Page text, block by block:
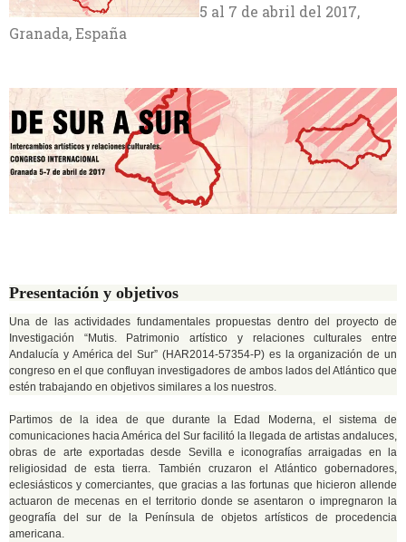
5 al 7 de abril del 2017,
Granada, España
Presentación y objetivos
Una de las actividades fundamentales propuestas dentro del proyecto de
Investigación “Mutis. Patrimonio artístico y relaciones culturales entre
Andalucía y América del Sur” (HAR2014-57354-P) es la organización de un
congreso en el que confluyan investigadores de ambos lados del Atlántico que
estén trabajando en objetivos similares a los nuestros.
Partimos de la idea de que durante la Edad Moderna, el sistema de
comunicaciones hacia América del Sur facilitó la llegada de artistas andaluces,
obras de arte exportadas desde Sevilla e iconografías arraigadas en la
religiosidad de esta tierra. También cruzaron el Atlántico gobernadores,
eclesiásticos y comerciantes, que gracias a las fortunas que hicieron allende
actuaron de mecenas en el territorio donde se asentaron o impregnaron la
geografía del sur de la Península de objetos artísticos de procedencia
americana.